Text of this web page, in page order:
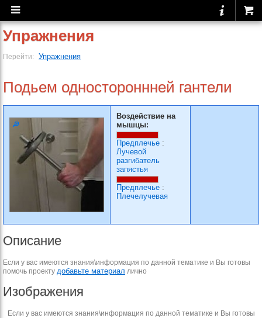
Упражнения
Перейти: Упражнения
Подьем одностороннней гантели
Воздействие на
мышцы:
Предплечье :
Лучевой
разгибатель
запястья
Предплечье :
Плечелучевая
Описание
Если у вас имеются знания\информация по данной тематике и Вы готовы
помочь проекту добавьте материал лично
Изображения
Если у вас имеются знания\информация по данной тематике и Вы готовы